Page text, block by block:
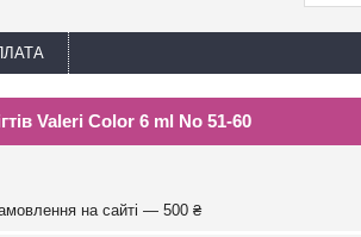
Valeri Color 6 ml No 51-60
на сайті — 500 ₴